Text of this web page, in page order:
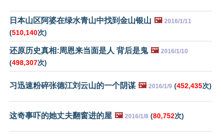
日本山区阿婆在绿水青山中找到金山银山 🖼️ 2016/1/11
(510,140次)
还原历史真相:周恩来当面是人 背后是鬼 🖼️ 2016/1/10
(498,307次)
习迅速粉碎张德江刘云山的一个阴谋 🖼️ 2016/1/9 (452,435次)
这奇事吓的她丈夫翻窗进的屋 🖼️ 2016/1/8 (80,752次)